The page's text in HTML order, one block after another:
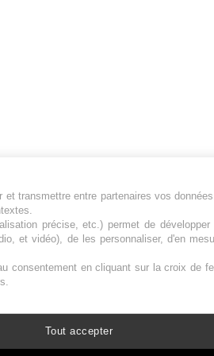
nous
transmettre entre partenaires vos
précise, etc.) permet de
et vidéo), de les personnaliser, d'en
en cliquant sur la croix de
Tout accepter